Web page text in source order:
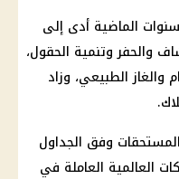
الماضية أدى إلى
والحفر وتنمية الحقول،
الطبيعي، وزاد
وفق الجداول
العالمية العاملة في